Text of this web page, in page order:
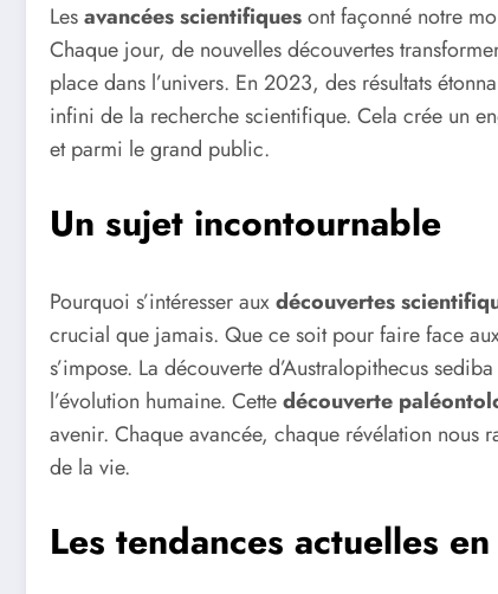
Lesavancées scientifiquesont façonné notre
Chaque jour, de nouvelles découvertes
place dans l’univers. En 2023, des résultats
infini de la recherche scientifique. Cela crée un
et parmi le grand public.
Un sujet incontournable
Pourquoi s’intéresser auxdécouvertes
crucial que jamais. Que ce soit pour faire face
s’impose. La découverte d’Australopithecus
l’évolution humaine. Cettedécouverte
avenir. Chaque avancée, chaque révélation nous
de la vie.
Les tendances actuelles